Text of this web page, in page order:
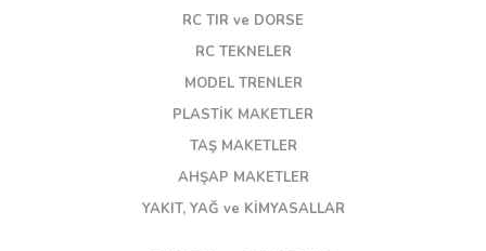
RC TIR ve DORSE
RC TEKNELER
MODEL TRENLER
PLASTİK MAKETLER
TAŞ MAKETLER
AHŞAP MAKETLER
YAKIT, YAĞ ve KİMYASALLAR